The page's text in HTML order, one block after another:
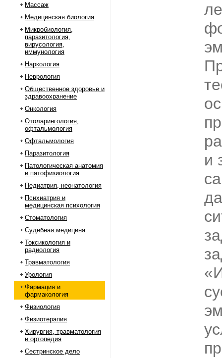
Массаж
Медицинская биология
Микробиология,
паразитология,
вирусология,
иммунология
Наркология
Неврология
Общественное здоровье и
здравоохранение
Онкология
Отоларингология,
офтальмология
Офтальмология
Паразитология
Патологическая анатомия
и патофизиология
Педиатрия, неонатология
Психиатрия и
медицинская психология
Стоматология
Судебная медицина
Токсикология и
радиология
Травматология
Урология
Фармация и
фармакология
Физиология
Физиотерапия
Хирургия, травматология
и ортопедия
Сестринское дело
и